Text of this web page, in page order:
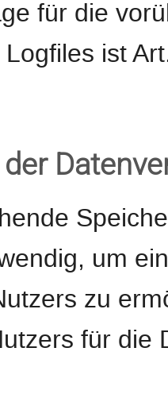
für die
ist
um
zu
für die